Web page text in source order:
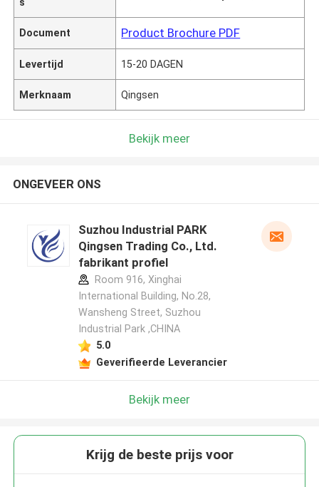
Document Product Brochure PDF
Levertijd 15-20 DAGEN
Merknaam Qingsen
Bekijk meer
ONGEVEER ONS
Suzhou Industrial PARK
Qingsen Trading Co., Ltd.
fabrikant profiel
Room 916, Xinghai
International Building, No.28,
Wansheng Street, Suzhou
Industrial Park ,CHINA
5.0
Geverifieerde Leverancier
Bekijk meer
Krijg de beste prijs voor